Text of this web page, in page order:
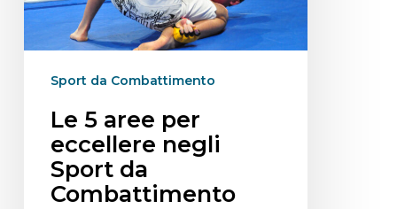
Sport da Combattimento
Le 5 aree per
eccellere negli
Sport da
Combattimento